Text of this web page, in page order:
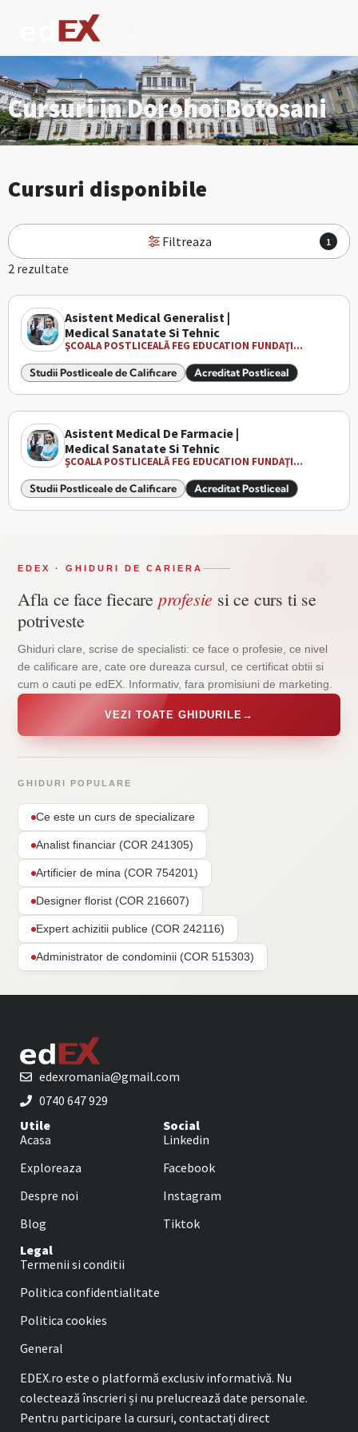
Cursuri in Dorohoi Botosani
Cursuri disponibile
Filtreaza 1
2 rezultate
Asistent Medical Generalist |
Medical Sanatate Si Tehnic
ŞCOALA POSTLICEALĂ FEG EDUCATION FUNDAŢI...
Studii Postliceale de Calificare Acreditat Postliceal
Asistent Medical De Farmacie |
Medical Sanatate Si Tehnic
ŞCOALA POSTLICEALĂ FEG EDUCATION FUNDAŢI...
Studii Postliceale de Calificare Acreditat Postliceal
EDEX · GHIDURI DE CARIERA
Afla ce face fiecare profesie si ce curs ti se
potriveste
Ghiduri clare, scrise de specialisti: ce face o profesie, ce nivel
de calificare are, cate ore dureaza cursul, ce certificat obtii si
cum o cauti pe edEX. Informativ, fara promisiuni de marketing.
VEZI TOATE GHIDURILE →
GHIDURI POPULARE
Ce este un curs de specializare
Analist financiar (COR 241305)
Artificier de mina (COR 754201)
Designer florist (COR 216607)
Expert achizitii publice (COR 242116)
Administrator de condominii (COR 515303)
edexromania@gmail.com
0740 647 929
Utile
Acasa
Exploreaza
Despre noi
Blog
Social
Linkedin
Facebook
Instagram
Tiktok
Legal
Termenii si conditii
Politica confidentialitate
Politica cookies
General
EDEX.ro este o platformă exclusiv informativă. Nu
colectează înscrieri și nu prelucrează date personale.
Pentru participare la cursuri, contactați direct